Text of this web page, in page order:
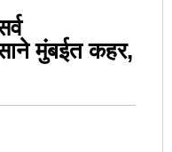
मुंबईत कहर,